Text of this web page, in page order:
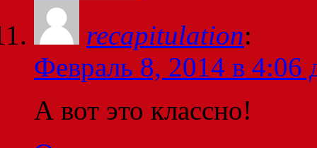
recapitulation:
Февраль 8, 2014 в 4:06
А вот это классно!